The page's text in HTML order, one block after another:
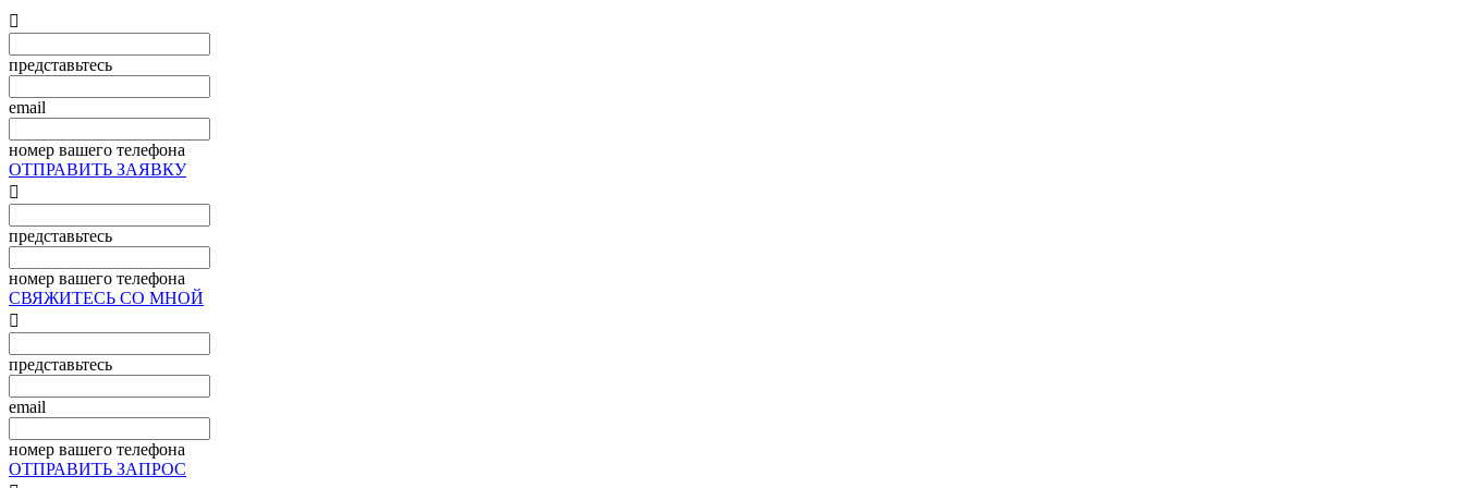

представьтесь
email
номер вашего телефона
ОТПРАВИТЬ ЗАЯВКУ

представьтесь
номер вашего телефона
СВЯЖИТЕСЬ СО МНОЙ

представьтесь
email
номер вашего телефона
ОТПРАВИТЬ ЗАПРОС